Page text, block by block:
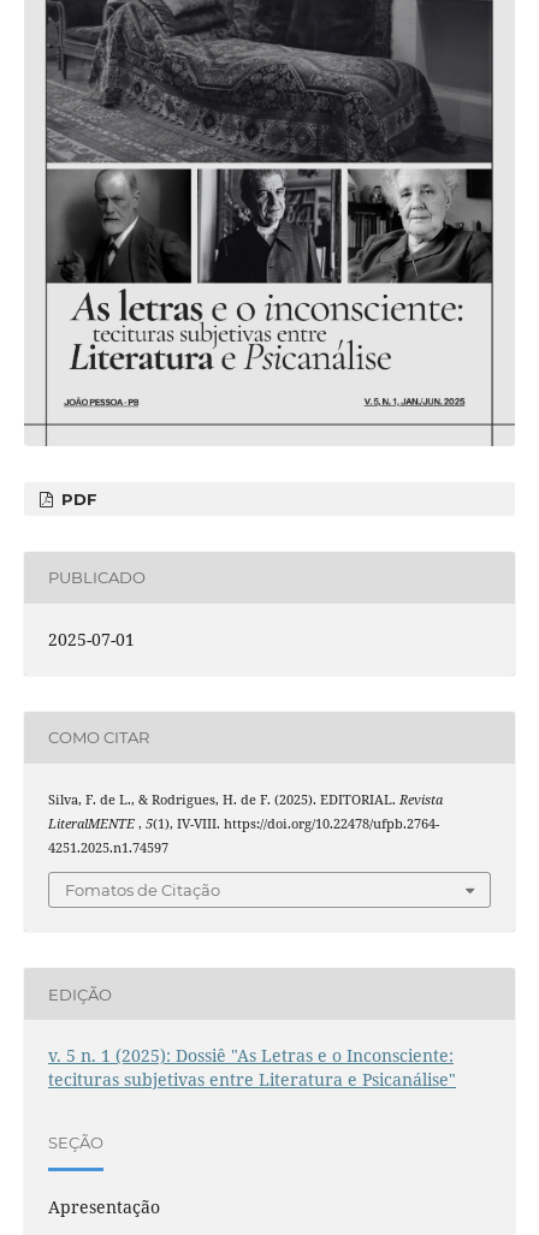
PDF
PUBLICADO
2025-07-01
COMO CITAR
Silva, F. de L., & Rodrigues, H. de F. (2025). EDITORIAL. Revista
LiteralMENTE , 5(1), IV-VIII. https://doi.org/10.22478/ufpb.2764-
4251.2025.n1.74597
Fomatos de Citação
EDIÇÃO
v. 5 n. 1 (2025): Dossiê "As Letras e o Inconsciente:
tecituras subjetivas entre Literatura e Psicanálise"
SEÇÃO
Apresentação